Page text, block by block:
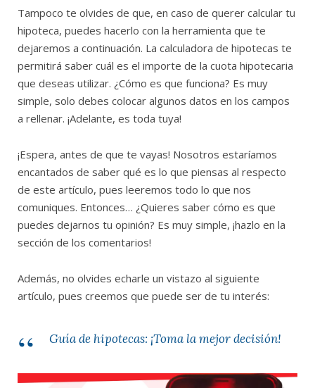
Tampoco te olvides de que, en caso de querer calcular tu
hipoteca, puedes hacerlo con la herramienta que te
dejaremos a continuación. La calculadora de hipotecas te
permitirá saber cuál es el importe de la cuota hipotecaria
que deseas utilizar. ¿Cómo es que funciona? Es muy
simple, solo debes colocar algunos datos en los campos
a rellenar. ¡Adelante, es toda tuya!
¡Espera, antes de que te vayas! Nosotros estaríamos
encantados de saber qué es lo que piensas al respecto
de este artículo, pues leeremos todo lo que nos
comuniques. Entonces… ¿Quieres saber cómo es que
puedes dejarnos tu opinión? Es muy simple, ¡hazlo en la
sección de los comentarios!
Además, no olvides echarle un vistazo al siguiente
artículo, pues creemos que puede ser de tu interés:
Guía de hipotecas: ¡Toma la mejor decisión!